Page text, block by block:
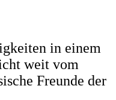
in einem
weit vom
Freunde der